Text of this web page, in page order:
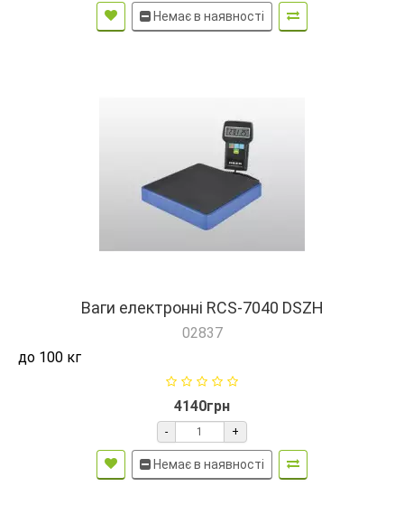
Немає в наявності
Ваги електронні RCS-7040 DSZH
02837
до 100 кг
4140грн
- +
Немає в наявності